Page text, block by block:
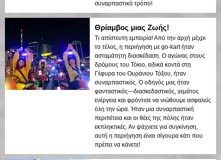
συναρπαστικό τρόπο!
Θρίαμβος μιας Ζωής!
Τι απίστευτη εμπειρία! Από την αρχή μέχρι
το τέλος, η περιήγηση με go-kart ήταν
ασταμάτητη διασκέδαση. Ο αγώνας στους
δρόμους του Τόκιο, ειδικά κοντά στη
Γέφυρα του Ουράνιου Τόξου, ήταν
συναρπαστικός. Ο οδηγός μας ήταν
φανταστικός—διασκεδαστικός, γεμάτος
ενέργεια και φρόντισε να νιώθουμε ασφαλείς
όλη την ώρα. Ήταν μια συναρπαστική
περιπέτεια και οι θέες της πόλης ήταν
εκπληκτικές. Αν ψάχνετε για συγκίνηση,
αυτή η περιήγηση είναι σίγουρα κάτι που
πρέπει να κάνετε!